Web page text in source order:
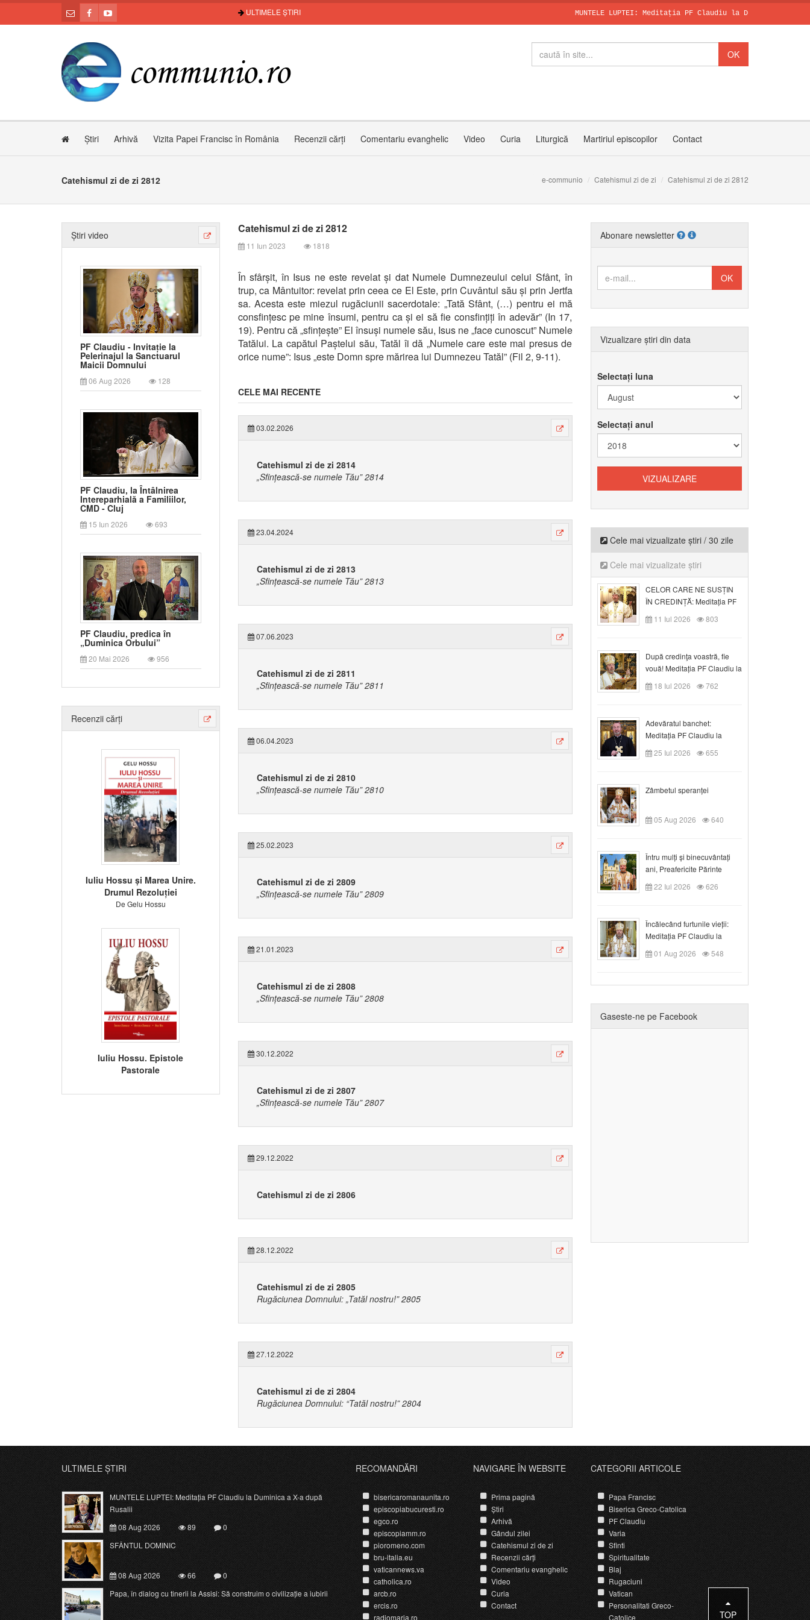
ULTIMELE ȘTIRI MUNTELE LUPTEI: Meditația PF Claudiu la Duminica a X-a după
Știri Arhivă Vizita Papei Francisc în România Recenzii cărți Comentariu evanghelic Video Curia Liturgică Martiriul episcopilor Contact
Catehismul zi de zi 2812 e-communio Catehismul zi de zi Catehismul zi de zi 2812
Știri video
PF Claudiu - Invitație la
Pelerinajul la Sanctuarul
Maicii Domnului
06 Aug 2026 128
PF Claudiu, la Întâlnirea
Intereparhială a Familiilor,
CMD - Cluj
15 Iun 2026 693
PF Claudiu, predica în
„Duminica Orbului”
20 Mai 2026 956
Recenzii cărți
Iuliu Hossu și Marea Unire.
Drumul Rezoluției
De Gelu Hossu
Iuliu Hossu. Epistole
Pastorale
Catehismul zi de zi 2812
11 Iun 2023 1818
În sfârșit, în Isus ne este revelat și dat Numele Dumnezeului celui Sfânt, în
trup, ca Mântuitor: revelat prin ceea ce El Este, prin Cuvântul său și prin Jertfa
sa. Acesta este miezul rugăciunii sacerdotale: „Tată Sfânt, (…) pentru ei mă
consfințesc pe mine însumi, pentru ca și ei să fie consfințiți în adevăr” (In 17,
19). Pentru că „sfințește” El însuși numele său, Isus ne „face cunoscut” Numele
Tatălui. La capătul Paștelui său, Tatăl îi dă „Numele care este mai presus de
orice nume”: Isus „este Domn spre mărirea lui Dumnezeu Tatăl” (Fil 2, 9-11).
CELE MAI RECENTE
03.02.2026
Catehismul zi de zi 2814
„Sfințească-se numele Tău” 2814
23.04.2024
Catehismul zi de zi 2813
„Sfințească-se numele Tău” 2813
07.06.2023
Catehismul zi de zi 2811
„Sfințească-se numele Tău” 2811
06.04.2023
Catehismul zi de zi 2810
„Sfințească-se numele Tău” 2810
25.02.2023
Catehismul zi de zi 2809
„Sfințească-se numele Tău” 2809
21.01.2023
Catehismul zi de zi 2808
„Sfințească-se numele Tău” 2808
30.12.2022
Catehismul zi de zi 2807
„Sfințească-se numele Tău” 2807
29.12.2022
Catehismul zi de zi 2806
28.12.2022
Catehismul zi de zi 2805
Rugăciunea Domnului: „Tatăl nostru!” 2805
27.12.2022
Catehismul zi de zi 2804
Rugăciunea Domnului: “Tatăl nostru!” 2804
Abonare newsletter
Vizualizare știri din data
Selectați luna
Selectați anul
Cele mai vizualizate știri / 30 zile
Cele mai vizualizate știri
CELOR CARE NE SUSȚIN
ÎN CREDINȚĂ: Meditația PF
Claudiu la Duminica a VI-a
după Rusalii
11 Iul 2026 803
După credinţa voastră, fie
vouă! Meditația PF Claudiu la
duminica a VII-a după Rusalii
18 Iul 2026 762
Adevăratul banchet:
Meditația PF Claudiu la
Duminica a VIII-a după
Rusalii
25 Iul 2026 655
Zâmbetul speranței
05 Aug 2026 640
Întru mulți și binecuvântați
ani, Preafericite Părinte
Claudiu!
22 Iul 2026 626
Încălecând furtunile vieții:
Meditația PF Claudiu la
Duminica a IX-a după Rusalii
01 Aug 2026 548
Gaseste-ne pe Facebook
ULTIMELE ȘTIRI
MUNTELE LUPTEI: Meditația PF Claudiu la Duminica a X-a după
Rusalii
08 Aug 2026
89
0
SFÂNTUL DOMINIC
08 Aug 2026 66
0
Papa, în dialog cu tinerii la Assisi: Să construim o civilizație a iubirii
RECOMANDĂRI
bisericaromanaunita.ro
episcopiabucuresti.ro
egco.ro
episcopiamm.ro
pioromeno.com
bru-italia.eu
vaticannews.va
catholica.ro
arcb.ro
ercis.ro
radiomaria.ro
NAVIGARE ÎN WEBSITE
Prima pagină
Știri
Arhivă
Gândul zilei
Catehismul zi de zi
Recenzii cărți
Comentariu evanghelic
Video
Curia
Contact
CATEGORII ARTICOLE
Papa Francisc
Biserica Greco-Catolica
PF Claudiu
Varia
Sfinti
Spiritualitate
Blaj
Rugaciuni
Vatican
Personalitati Greco-
Catolice
TOP